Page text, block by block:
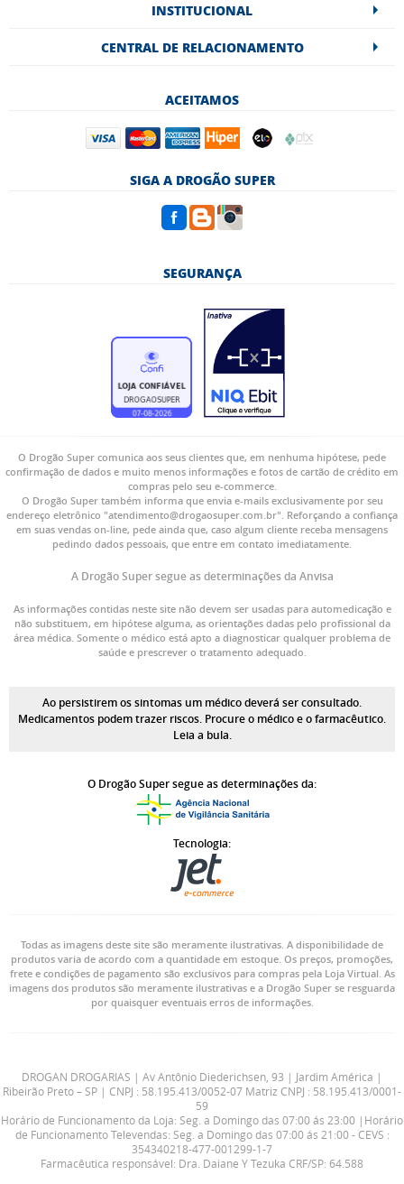
INSTITUCIONAL
CENTRAL DE RELACIONAMENTO
ACEITAMOS
SIGA A DROGÃO SUPER
SEGURANÇA
O Drogão Super comunica aos seus clientes que, em nenhuma hipótese, pede
confirmação de dados e muito menos informações e fotos de cartão de crédito em
compras pelo seu e-commerce.
O Drogão Super também informa que envia e-mails exclusivamente por seu
endereço eletrônico "atendimento@drogaosuper.com.br". Reforçando a confiança
em suas vendas on-line, pede ainda que, caso algum cliente receba mensagens
pedindo dados pessoais, que entre em contato imediatamente.
A Drogão Super segue as determinações da Anvisa
As informações contidas neste site não devem ser usadas para automedicação e
não substituem, em hipótese alguma, as orientações dadas pelo profissional da
área médica. Somente o médico está apto a diagnosticar qualquer problema de
saúde e prescrever o tratamento adequado.
Ao persistirem os sintomas um médico deverá ser consultado.
Medicamentos podem trazer riscos. Procure o médico e o farmacêutico.
Leia a bula.
O Drogão Super segue as determinações da:
Tecnologia:
Todas as imagens deste site são meramente ilustrativas. A disponibilidade de
produtos varia de acordo com a quantidade em estoque. Os preços, promoções,
frete e condições de pagamento são exclusivos para compras pela Loja Virtual. As
imagens dos produtos são meramente ilustrativas e a Drogão Super se resguarda
por quaisquer eventuais erros de informações.
DROGAN DROGARIAS | Av Antônio Diederichsen, 93 | Jardim América |
Ribeirão Preto – SP | CNPJ : 58.195.413/0052-07 Matriz CNPJ : 58.195.413/0001-
59
Horário de Funcionamento da Loja: Seg. a Domingo das 07:00 ás 23:00 |Horário
de Funcionamento Televendas: Seg. a Domingo das 07:00 ás 21:00 - CEVS :
354340218-477-001299-1-7
Farmacêutica responsável: Dra. Daiane Y Tezuka CRF/SP: 64.588